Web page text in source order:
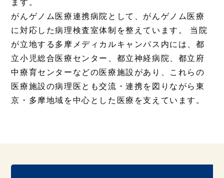
ます。
がんゲノム医療連携病院として、がんゲノム医療
に対応した病理検査室体制を整えています。 当院
が立地する多摩メディカルキャンパス内には、都
立小児総合医療センター、都立神経病院、都立府
中療育センターなどの医療施設があり、これらの
医療施設の病理医とも交流・連携を図りながら東
京・多摩地域を中心とした医療を支えています。